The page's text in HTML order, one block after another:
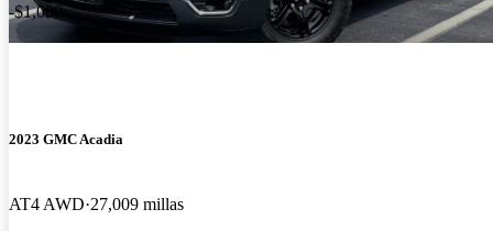
-$1,000
2023 GMC Acadia
AT4 AWD 27,009 millas